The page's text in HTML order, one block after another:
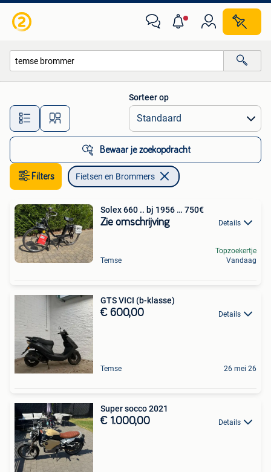
Alle afstanden…
Sorteer op
Bewaar je zoekopdracht
Filters Fietsen en Brommers
Solex 660 .. bj 1956 … 750€
Zie omschrijving Details
Temse
Topzoekertje
Vandaag
GTS VICI (b-klasse)
€ 600,00 Details
Temse 26 mei 26
Super socco 2021
€ 1.000,00 Details